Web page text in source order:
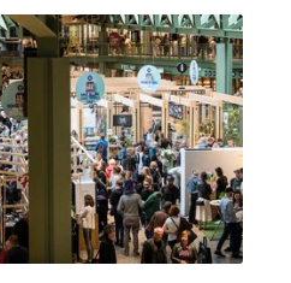
Austausch und